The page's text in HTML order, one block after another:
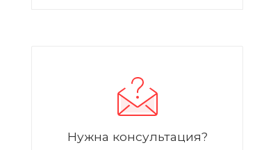
Нужна консультация?